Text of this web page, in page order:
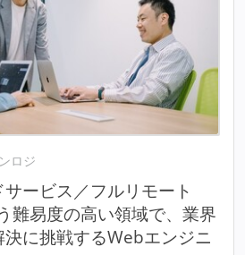
ロジ
サービス／フルリモート
難易度の高い領域で、業界
に挑戦するWebエンジニ